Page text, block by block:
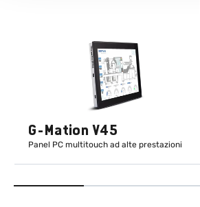
G-Mation V45
Panel PC multitouch ad alte prestazioni